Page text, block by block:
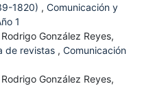
1820) , Comunicación y
1
González Reyes,
de revistas , Comunicación
González Reyes,